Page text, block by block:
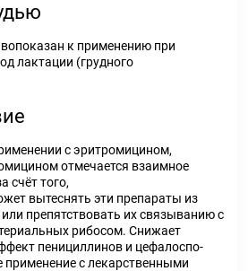
к применению при
лактации (грудного
с эритромицином,
отмечается взаимное
счёт того,
вытеснять эти препараты из
препятствовать их связыванию с
рибосом. Снижает
пенициллинов и цефалоспо-
с лекарственными